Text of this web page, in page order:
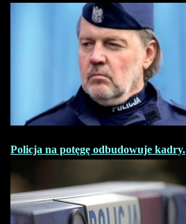
Policja na potęgę odbudowuje kadry.